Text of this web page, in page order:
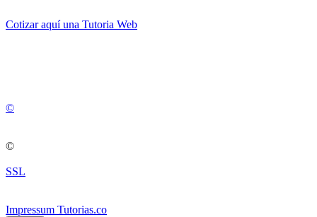
Cotizar aquí una Tutoria Web
©
©
SSL
Impressum Tutorias.co